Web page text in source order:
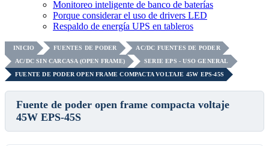
Monitoreo inteligente de banco de baterías
Porque considerar el uso de drivers LED
Respaldo de energía UPS en tableros
INICIO FUENTES DE PODER
AC/DC FUENTES DE PODER
AC/DC SIN CARCASA (OPEN FRAME)
SERIE EPS - USO GENERAL
FUENTE DE PODER OPEN FRAME COMPACTA VOLTAJE 45W EPS-45S
Fuente de poder open frame compacta voltaje
45W EPS-45S